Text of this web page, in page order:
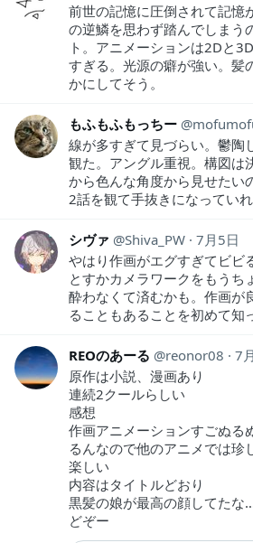
前世の記憶に圧倒されて記憶
の逆鱗を思わず踏んでしまう
ト。アニメーションは2Dと
すぎる。光源の癖が強い。髪
かにしてそう。
もふもふもっちー
線が多すぎて見づらい。鬱陶
観た。アングル重視。構図は
から色んな角度から見せたい
2話を観て手抜きになってい
シヴァ Shiva_PW 7月5日
やはり作画がエグすぎてビビ
とすかカメラワークをもうち
酔わなくて済むかも。作画が
ることもあることを初めて知
REOのあーる reonor08
7
原作は小説、漫画あり
連続2クールらしい
感想
作画アニメーションすごぬる
るんなので他のアニメでは珍
楽しい
内容はタイトルどおり
黒髪の娘が最高の顔してたな
どぞー